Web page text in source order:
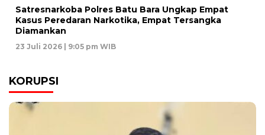
Satresnarkoba Polres Batu Bara Ungkap Empat
Kasus Peredaran Narkotika, Empat Tersangka
Diamankan
23 Juli 2026 | 9:05 pm WIB
KORUPSI